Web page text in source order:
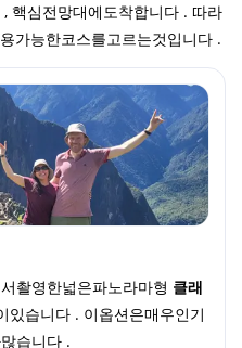
핵심전망대에도착합니다 . 따라
가능한코스를고르는것입니다 .
촬영한넓은파노라마형 클래
있습니다 . 이옵션은매우인기
습니다 .